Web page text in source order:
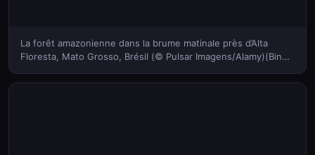
La forêt amazonienne dans la brume matinale près d’Alta
Floresta, Mato Grosso, Brésil (© Pulsar Imagens/Alamy)(Bing